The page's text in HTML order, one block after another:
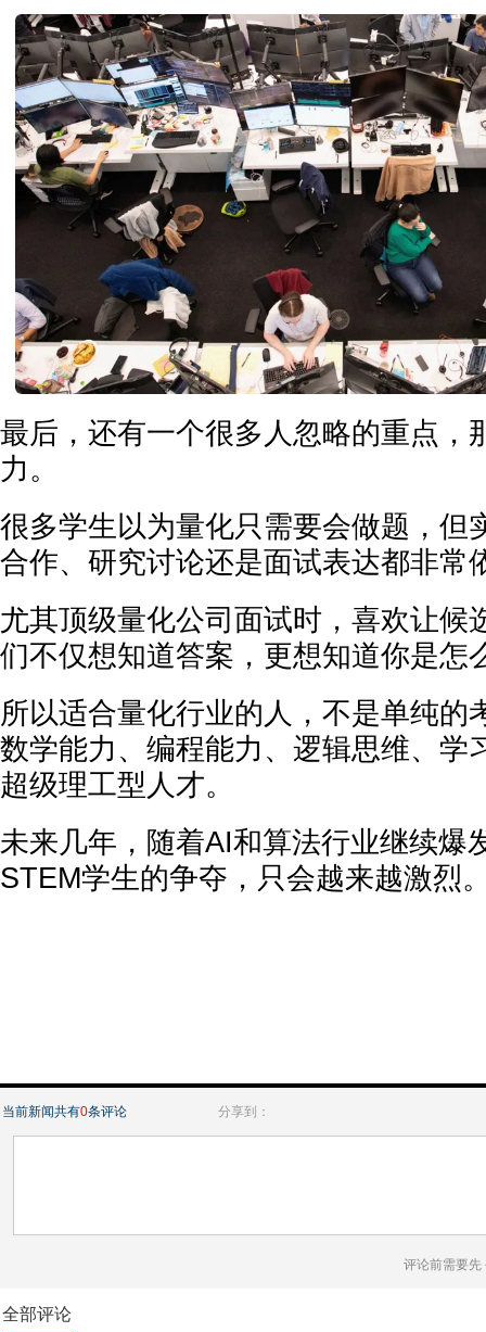
最后，还有一个很多人忽略的重点，
力。
很多学生以为量化只需要会做题，但
合作、研究讨论还是面试表达都非常
尤其顶级量化公司面试时，喜欢让候
们不仅想知道答案，更想知道你是怎
所以适合量化行业的人，不是单纯的
数学能力、编程能力、逻辑思维、学
超级理工型人才。
未来几年，随着AI和算法行业继续爆
STEM学生的争夺，只会越来越激烈
当前新闻共有0条评论 分享到：
评论前需要先
全部评论